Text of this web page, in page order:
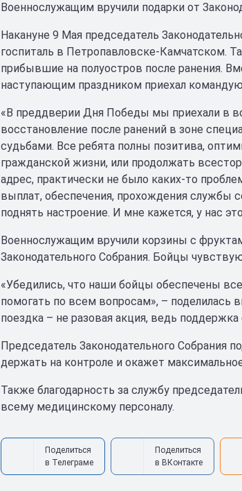
Военнослужащим вручили подарки от
Накануне 9 Мая председатель
госпиталь в Петропавловске-Камчатском.
прибывшие на полуостров после ранения.
наступающим праздником приехал
«В преддверии Дня Победы мы приехали в
восстановление после ранений в зоне
судьбами. Все ребята полны позитива,
гражданской жизни, или продолжать
адрес, практически не было каких-то
выплат, обеспечения, прохождения службы
поднять настроение. И мне кажется, у нас
Военнослужащим вручили корзины с
Законодательного Собрания. Бойцы
«Убедились, что наши бойцы обеспечены
помогать по всем вопросам», – поделилась
поездка – не разовая акция, ведь
Председатель Законодательного Собрания
держать на контроле и окажет
Также благодарность за службу
всему медицинскому персоналу.
Поделиться
в Телеграме
Поделиться
в ВКонтакте